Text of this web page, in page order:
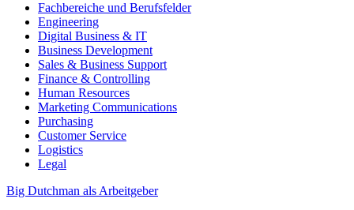
Fachbereiche und Berufsfelder
Engineering
Digital Business & IT
Business Development
Sales & Business Support
Finance & Controlling
Human Resources
Marketing Communications
Purchasing
Customer Service
Logistics
Legal
Big Dutchman als Arbeitgeber